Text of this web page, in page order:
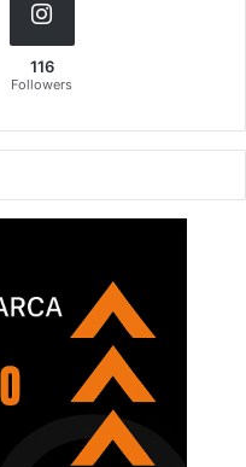
116
Followers